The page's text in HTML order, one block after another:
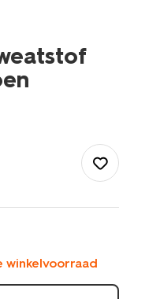
winkelvoorraad